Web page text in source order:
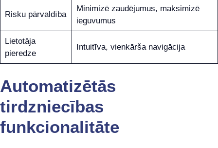
Risku pārvaldība
Minimizē zaudējumus, maksimizē
ieguvumus
Lietotāja
pieredze
Intuitīva, vienkārša navigācija
Automatizētās
tirdzniecības
funkcionalitāte